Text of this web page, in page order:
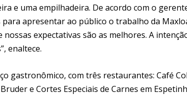
e uma empilhadeira. De acordo com o
apresentar ao público o trabalho da
expectativas são as melhores. A
enaltece.
gastronômico, com três restaurantes: Café
e Cortes Especiais de Carnes em